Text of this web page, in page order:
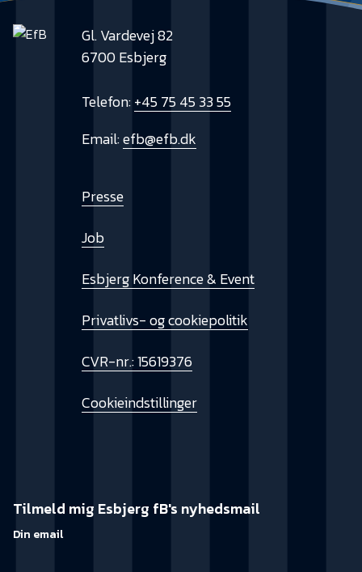
Gl. Vardevej 82
6700 Esbjerg
Telefon:+45 75 45 33 55
Email:efb@efb.dk
Presse
Job
Esbjerg Konference & Event
Privatlivs- og cookiepolitik
CVR-nr.: 15619376
Cookieindstillinger
Tilmeld mig Esbjerg fB's nyhedsmail
Din email